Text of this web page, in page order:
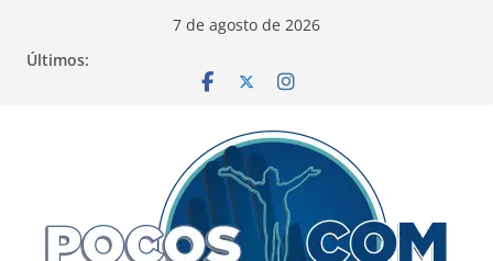
7 de agosto de 2026
Últimos: